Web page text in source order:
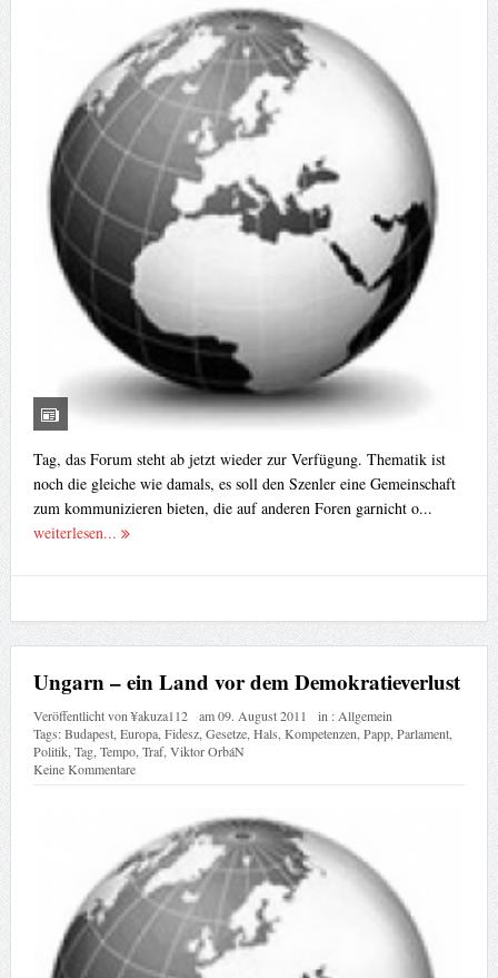
Tag, das Forum steht ab jetzt wieder zur Verfügung. Thematik ist
noch die gleiche wie damals, es soll den Szenler eine Gemeinschaft
zum kommunizieren bieten, die auf anderen Foren garnicht o...
weiterlesen...
Ungarn – ein Land vor dem Demokratieverlust
Veröffentlicht von¥akuza112 am09. August 2011 in : Allgemein
Tags:Budapest, Europa, Fidesz, Gesetze, Hals Kompetenzen Papp, Parlament,
Politik, Tag, Tempo, Traf, Viktor OrbáN
Keine Kommentare